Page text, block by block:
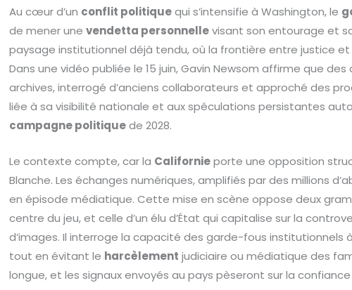
Au cœur d’un conflit politiquequi s’intensifie à Washington, le
de mener unevendetta personnellevisant son entourage et
paysage institutionnel déjà tendu, où la frontière entre justice
Dans une vidéo publiée le 15 juin, Gavin Newsom affirme que
archives, interrogé d’anciens collaborateurs et approché des
liée à sa visibilité nationale et aux spéculations persistantes
campagne politiquede 2028.
Le contexte compte, car la Californieporte une opposition
Blanche. Les échanges numériques, amplifiés par des millions
en épisode médiatique. Cette mise en scène oppose deux
centre du jeu, et celle d’un élu d’État qui capitalise sur la
d’images. Il interroge la capacité des garde-fous
tout en évitant le harcèlement judiciaire ou médiatique des
longue, et les signaux envoyés au pays pèseront sur la